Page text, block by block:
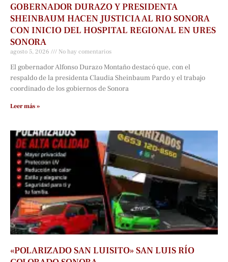
GOBERNADOR DURAZO Y PRESIDENTA
SHEINBAUM HACEN JUSTICIA AL RIO SONORA
CON INICIO DEL HOSPITAL REGIONAL EN URES
SONORA
agosto 5, 2026 No hay comentarios
El gobernador Alfonso Durazo Montaño destacó que, con el
respaldo de la presidenta Claudia Sheinbaum Pardo y el trabajo
coordinado de los gobiernos de Sonora
Leer más »
«POLARIZADO SAN LUISITO» SAN LUIS RÍO